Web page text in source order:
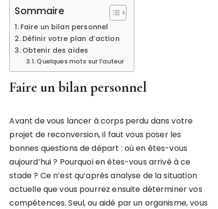
Sommaire
Faire un bilan personnel
Définir votre plan d’action
Obtenir des aides
Quelques mots sur l’auteur
Faire un bilan personnel
Avant de vous lancer à corps perdu dans votre
projet de reconversion, il faut vous poser les
bonnes questions de départ : où en êtes-vous
aujourd’hui ? Pourquoi en êtes-vous arrivé à ce
stade ? Ce n’est qu’après analyse de la situation
actuelle que vous pourrez ensuite déterminer vos
compétences. Seul, ou aidé par un organisme, vous